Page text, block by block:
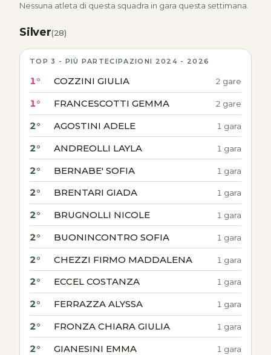
Nessuna atleta di questa squadra in gara questa settimana.
Silver(28)
TOP 3 - PIÙ PARTECIPAZIONI 2024 - 2026
1° COZZINI GIULIA 2 gare
1° FRANCESCOTTI GEMMA 2 gare
2° AGOSTINI ADELE 1 gara
2° ANDREOLLI LAYLA 1 gara
2° BERNABE' SOFIA 1 gara
2° BRENTARI GIADA 1 gara
2° BRUGNOLLI NICOLE 1 gara
2° BUONINCONTRO SOFIA 1 gara
2° CHEZZI FIRMO MADDALENA 1 gara
2° ECCEL COSTANZA 1 gara
2° FERRAZZA ALYSSA 1 gara
2° FRONZA CHIARA GIULIA 1 gara
2° GIANESINI EMMA 1 gara